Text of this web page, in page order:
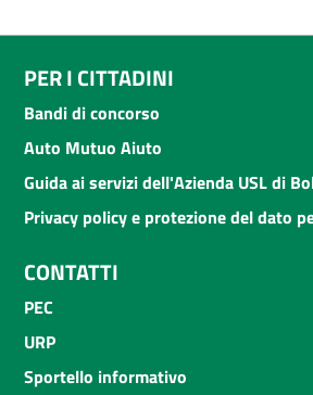
PER I CITTADINI
Bandi di concorso
Auto Mutuo Aiuto
Guida ai servizi dell'Azienda USL di
Privacy policy e protezione del dato
CONTATTI
PEC
URP
Sportello informativo